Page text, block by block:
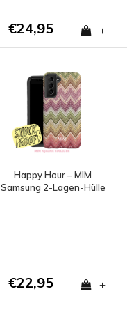
€24,95 +
Happy Hour – MIM
Samsung 2-Lagen-Hülle
€22,95 +